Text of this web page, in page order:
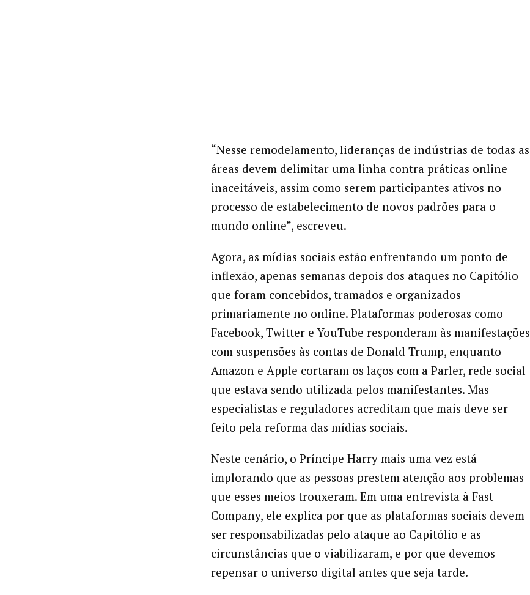
“Nesse remodelamento, lideranças de indústrias de todas as
áreas devem delimitar uma linha contra práticas online
inaceitáveis, assim como serem participantes ativos no
processo de estabelecimento de novos padrões para o
mundo online”, escreveu.
Agora, as mídias sociais estão enfrentando um ponto de
inflexão, apenas semanas depois dos ataques no Capitólio
que foram concebidos, tramados e organizados
primariamente no online. Plataformas poderosas como
Facebook, Twitter e YouTube responderam às manifestações
com suspensões às contas de Donald Trump, enquanto
Amazon e Apple cortaram os laços com a Parler, rede social
que estava sendo utilizada pelos manifestantes. Mas
especialistas e reguladores acreditam que mais deve ser
feito pela reforma das mídias sociais.
Neste cenário, o Príncipe Harry mais uma vez está
implorando que as pessoas prestem atenção aos problemas
que esses meios trouxeram. Em uma entrevista à Fast
Company, ele explica por que as plataformas sociais devem
ser responsabilizadas pelo ataque ao Capitólio e as
circunstâncias que o viabilizaram, e por que devemos
repensar o universo digital antes que seja tarde.